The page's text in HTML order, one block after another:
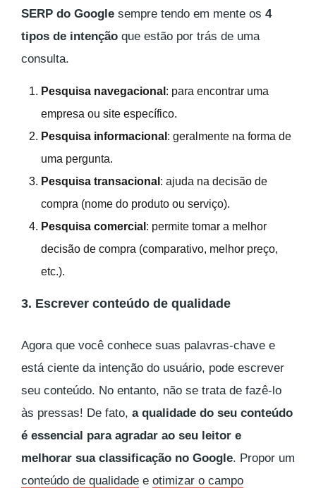
SERP do Google sempre tendo em mente os 4
tipos de intenção que estão por trás de uma
consulta.
Pesquisa navegacional : para encontrar uma
empresa ou site específico.
Pesquisa informacional : geralmente na forma de
uma pergunta.
Pesquisa transacional : ajuda na decisão de
compra (nome do produto ou serviço).
Pesquisa comercial : permite tomar a melhor
decisão de compra (comparativo, melhor preço,
etc.).
3. Escrever conteúdo de qualidade
Agora que você conhece suas palavras-chave e
está ciente da intenção do usuário, pode escrever
seu conteúdo. No entanto, não se trata de fazê-lo
às pressas! De fato, a qualidade do seu conteúdo
é essencial para agradar ao seu leitor e
melhorar sua classificação no Google. Propor um
conteúdo de qualidade e otimizar o campo